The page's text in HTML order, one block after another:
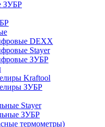
ЗУБР
DEXX
Stayer
ЗУБР
Kraftool
ЗУБР
Stayer
ЗУБР
термометры)